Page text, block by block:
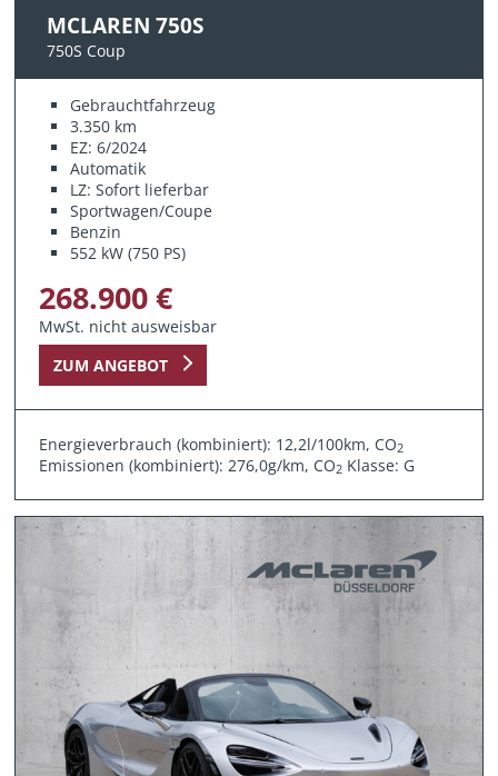
MCLAREN 750S
750S Coup
Gebrauchtfahrzeug
3.350 km
EZ: 6/2024
Automatik
LZ: Sofort lieferbar
Sportwagen/Coupe
Benzin
552 kW (750 PS)
268.900 €
MwSt. nicht ausweisbar
ZUM ANGEBOT
Energieverbrauch (kombiniert): 12,2l/100km, CO2
Emissionen (kombiniert): 276,0g/km, CO2 Klasse: G